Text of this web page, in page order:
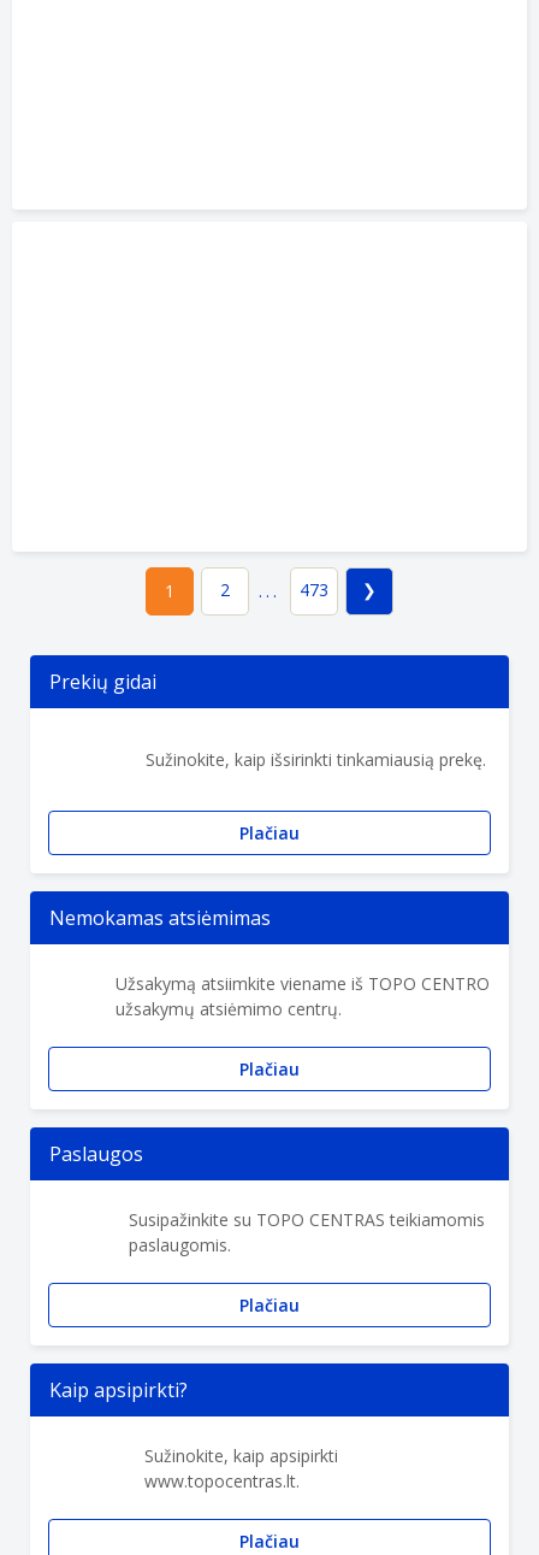
1 2 ... 473
Prekių gidai
Sužinokite, kaip išsirinkti tinkamiausią prekę.
Plačiau
Nemokamas atsiėmimas
Užsakymą atsiimkite viename iš TOPO CENTRO
užsakymų atsiėmimo centrų.
Plačiau
Paslaugos
Susipažinkite su TOPO CENTRAS teikiamomis
paslaugomis.
Plačiau
Kaip apsipirkti?
Sužinokite, kaip apsipirkti
www.topocentras.lt.
Plačiau